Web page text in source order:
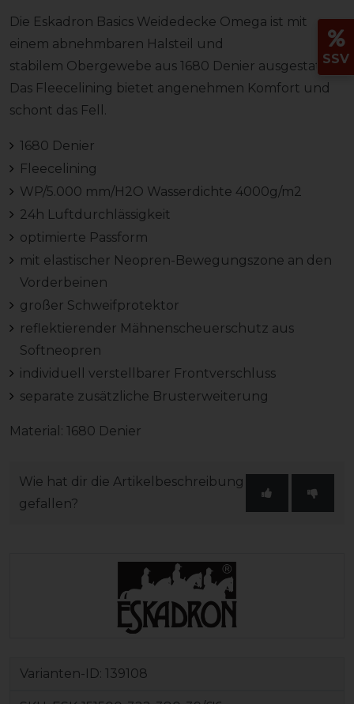
Die Eskadron Basics Weidedecke Omega ist mit
einem abnehmbaren Halsteil und
stabilem Obergewebe aus 1680 Denier ausgestattet.
Das Fleecelining bietet angenehmen Komfort und
schont das Fell.
1680 Denier
Fleecelining
WP/5.000 mm/H2O Wasserdichte 4000g/m2
24h Luftdurchlässigkeit
optimierte Passform
mit elastischer Neopren-Bewegungszone an den
Vorderbeinen
großer Schweifprotektor
reflektierender Mähnenscheuerschutz aus
Softneopren
individuell verstellbarer Frontverschluss
separate zusätzliche Brusterweiterung
Material: 1680 Denier
Wie hat dir die Artikelbeschreibung
gefallen?
Varianten-ID: 139108
SSV